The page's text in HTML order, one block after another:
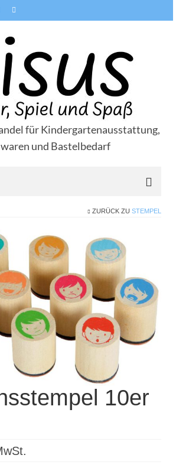
für Kindergartenausstattung,
und Bastelbedarf
ZURÜCK ZU STEMPEL
10er